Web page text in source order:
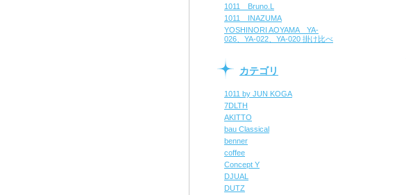
1011 Bruno.L
1011 INAZUMA
YOSHINORI AOYAMA YA-
026、YA-022、YA-020 掛け比べ
カテゴリ
1011 by JUN KOGA
7DLTH
AKITTO
bau Classical
benner
coffee
Concept Y
DJUAL
DUTZ